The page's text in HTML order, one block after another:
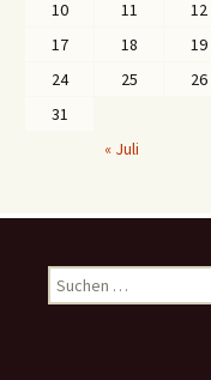
10
11 12
17
18 19
24
25 26
31
« Juli
u